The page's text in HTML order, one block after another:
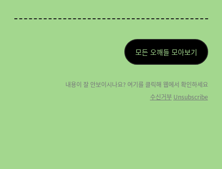
모든 오깨들 모아보기
내용이 잘 안보이시나요? 여기를 클릭해 웹에서 확인하세요
수신거부 Unsubscribe